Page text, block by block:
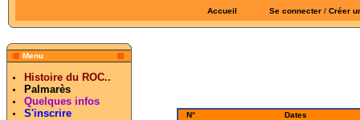
Accueil Se connecter / Créer
Menu
Histoire du ROC..
Palmarès
Quelques infos
S'inscrire
N°
Dates